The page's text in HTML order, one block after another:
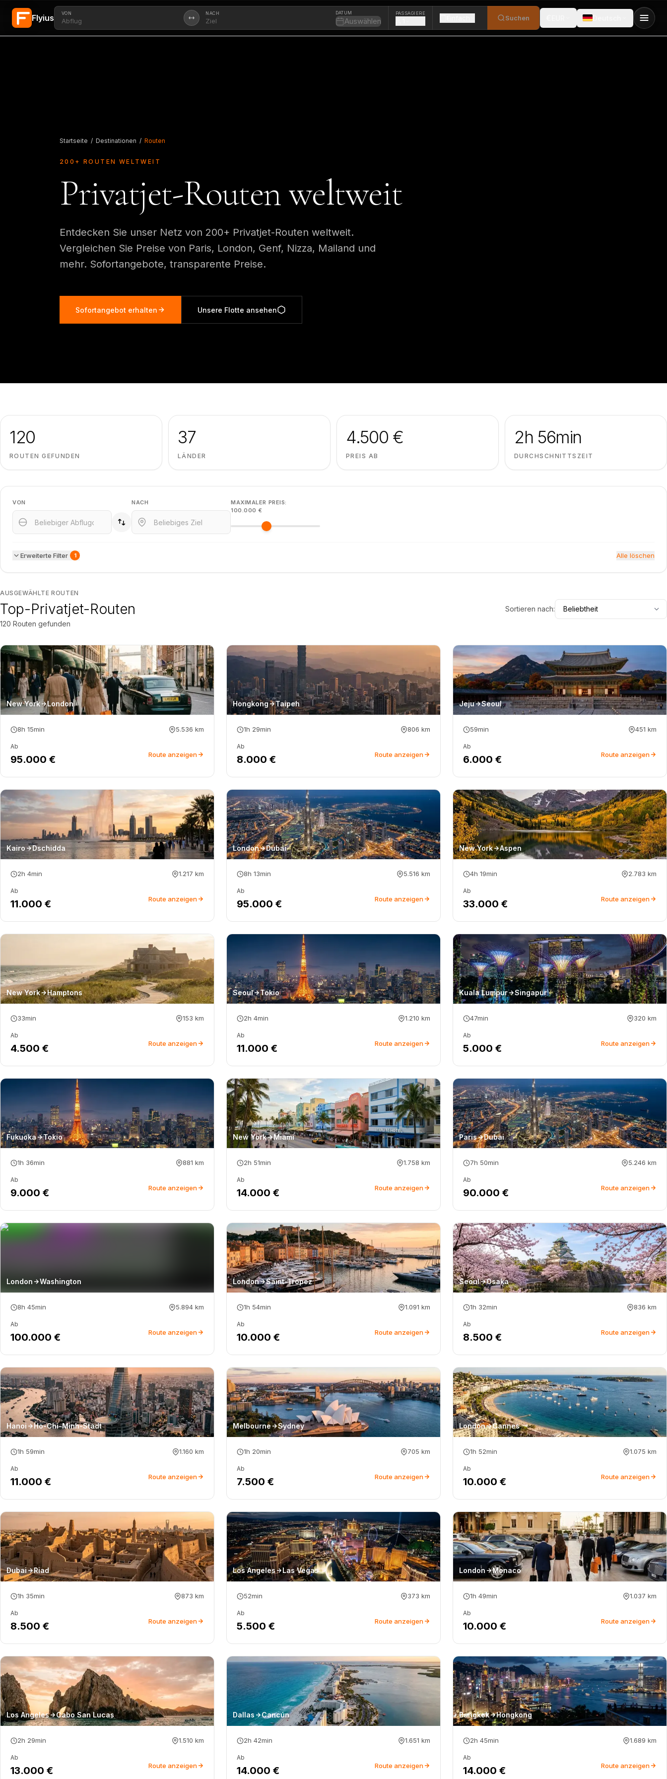
Zum Hauptinhalt springen
Flyius VON NACH DATUM
Auswählen
PASSAGIERE
Suchen
Startseite / Destinationen / Routen
200+ ROUTEN WELTWEIT
Privatjet-Routen weltweit
Entdecken Sie unser Netz von 200+ Privatjet-Routen weltweit.
Vergleichen Sie Preise von Paris, London, Genf, Nizza, Mailand und
mehr. Sofortangebote, transparente Preise.
Sofortangebot erhalten Unsere Flotte ansehen
120
ROUTEN GEFUNDEN
37
LÄNDER
4.500 €
PREIS AB
2h 56min
DURCHSCHNITTSZEIT
VON NACH MAXIMALER PREIS:
100.000 €
Erweiterte Filter 1 Alle löschen
AUSGEWÄHLTE ROUTEN
Top-Privatjet-Routen
120 Routen gefunden
Sortieren nach:
New York London
8h 15min 5.536 km
Ab
95.000 € Route anzeigen
Hongkong Taipeh
1h 29min 806 km
Ab
8.000 € Route anzeigen
Jeju Seoul
59min 451 km
Ab
6.000 € Route anzeigen
Kairo Dschidda
2h 4min 1.217 km
Ab
11.000 € Route anzeigen
London Dubai
8h 13min 5.516 km
Ab
95.000 € Route anzeigen
New York Aspen
4h 19min 2.783 km
Ab
33.000 € Route anzeigen
New York Hamptons
33min 153 km
Ab
4.500 € Route anzeigen
Seoul Tokio
2h 4min 1.210 km
Ab
11.000 € Route anzeigen
Kuala Lumpur Singapur
47min 320 km
Ab
5.000 € Route anzeigen
Fukuoka Tokio
1h 36min 881 km
Ab
9.000 € Route anzeigen
New York Miami
2h 51min 1.758 km
Ab
14.000 € Route anzeigen
Paris Dubai
7h 50min 5.246 km
Ab
90.000 € Route anzeigen
London Washington
8h 45min 5.894 km
Ab
100.000 € Route anzeigen
London Saint-Tropez
1h 54min 1.091 km
Ab
10.000 € Route anzeigen
Seoul Osaka
1h 32min 836 km
Ab
8.500 € Route anzeigen
Hanoi Ho-Chi-Minh-Stadt
1h 59min 1.160 km
Ab
11.000 € Route anzeigen
Melbourne Sydney
1h 20min 705 km
Ab
7.500 € Route anzeigen
London Cannes
1h 52min 1.075 km
Ab
10.000 € Route anzeigen
Dubai Riad
1h 35min 873 km
Ab
8.500 € Route anzeigen
Los Angeles Las Vegas
52min 373 km
Ab
5.500 € Route anzeigen
London Monaco
1h 49min 1.037 km
Ab
10.000 € Route anzeigen
Los Angeles Cabo San Lucas
2h 29min 1.510 km
Ab
13.000 € Route anzeigen
Dallas Cancún
2h 42min 1.651 km
Ab
14.000 € Route anzeigen
Bangkok Hongkong
2h 45min 1.689 km
Ab
14.000 € Route anzeigen